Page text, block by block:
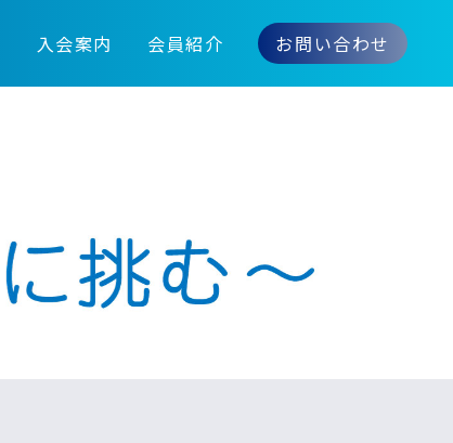
入会案内 会員紹介 お問い合わせ